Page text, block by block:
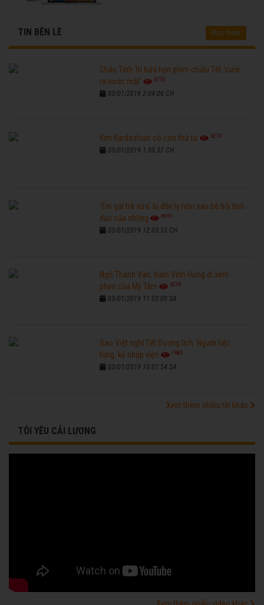
TIN BÊN LỀ Đọc thêm
Châu Tinh Trì hứa hẹn phim chiếu Tết 'cười
ra nước mắt'
6770
03/01/2019 2:04:06 CH
Kim Kardashian có con thứ tư 6270
03/01/2019 1:03:37 CH
'Em gái trà sữa' bị đồn ly hôn sau bê bối tình
dục của chồng
6591
03/01/2019 12:03:33 CH
Ngô Thanh Vân, Đàm Vĩnh Hưng đi xem
phim của Mỹ Tâm
6270
03/01/2019 11:03:00 SA
Sao Việt nghỉ Tết Dương lịch: Người tiệc
tùng, kẻ nhập viện
7682
03/01/2019 10:01:54 SA
Xem thêm nhiều tin khác
TÔI YÊU CẢI LƯƠNG